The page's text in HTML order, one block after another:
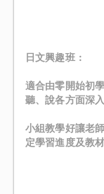
日文興趣班 :
適合由零開始初
聽、說各方面深入
小組教學好讓老
定學習進度及教